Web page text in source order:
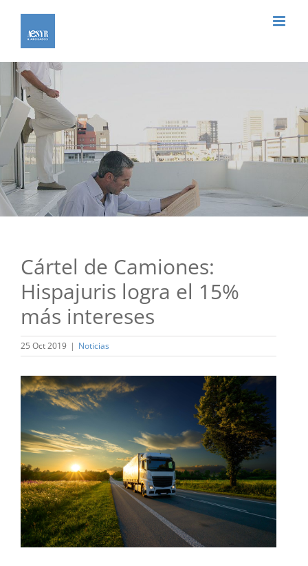
contenido
Cártel de Camiones:
Hispajuris logra el 15%
más intereses
25 Oct 2019 | Noticias
Ver
imagen